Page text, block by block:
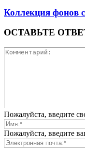
Коллекция фонов
ОСТАВЬТЕ
Пожалуйста, введите
Пожалуйста, введите